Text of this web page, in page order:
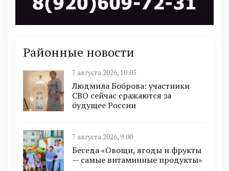
Районные новости
7 августа 2026, 10:05
Людмила Боброва: участники
СВО сейчас сражаются за
будущее России
7 августа 2026, 9:00
Беседа «Овощи, ягоды и фрукты
— самые витаминные продукты»